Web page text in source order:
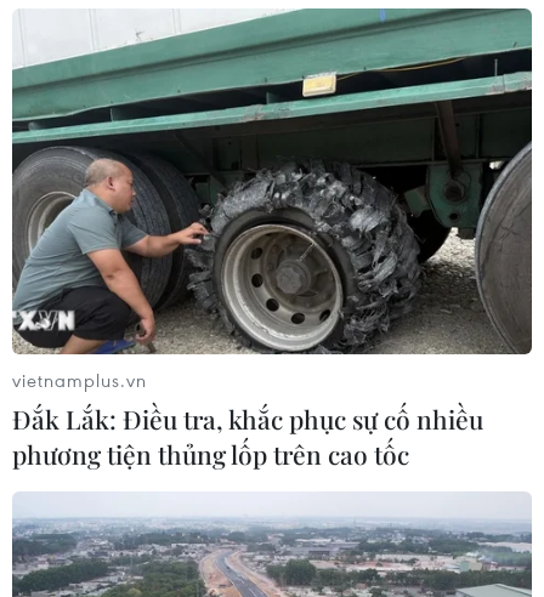
vietnamplus.vn
Đắk Lắk: Điều tra, khắc phục sự cố nhiều
phương tiện thủng lốp trên cao tốc